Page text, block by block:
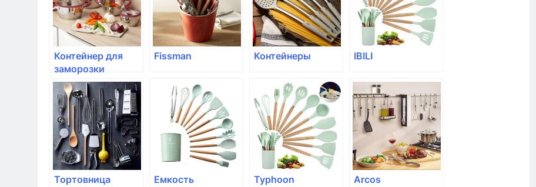
Контейнер для
заморозки
продуктов Rotho,
CLIC&LOCK;, 0,5л
Fissman Контейнеры IBILI
Тортовница
Емкость
Typhoon Arcos